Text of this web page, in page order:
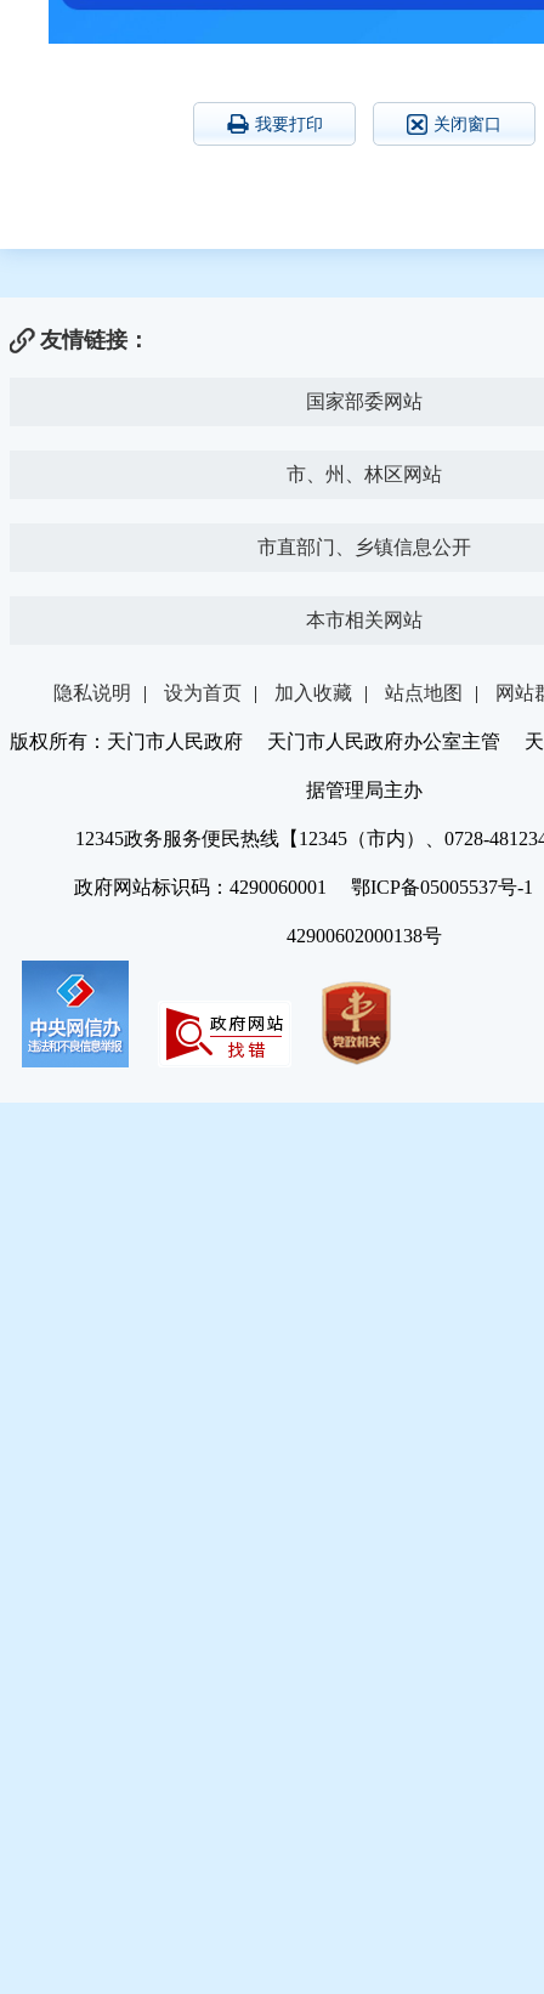
我要打印 关闭窗口
友情链接：
国家部委网站
市、州、林区网站
市直部门、乡镇信息公开
本市相关网站
隐私说明 | 设为首页 | 加入收藏 | 站点地图 | 网站
版权所有：天门市人民政府 天门市人民政府办公室主管 天
据管理局主办
12345政务服务便民热线【12345（市内）、0728-
政府网站标识码：4290060001 鄂ICP备05005537号
42900602000138号